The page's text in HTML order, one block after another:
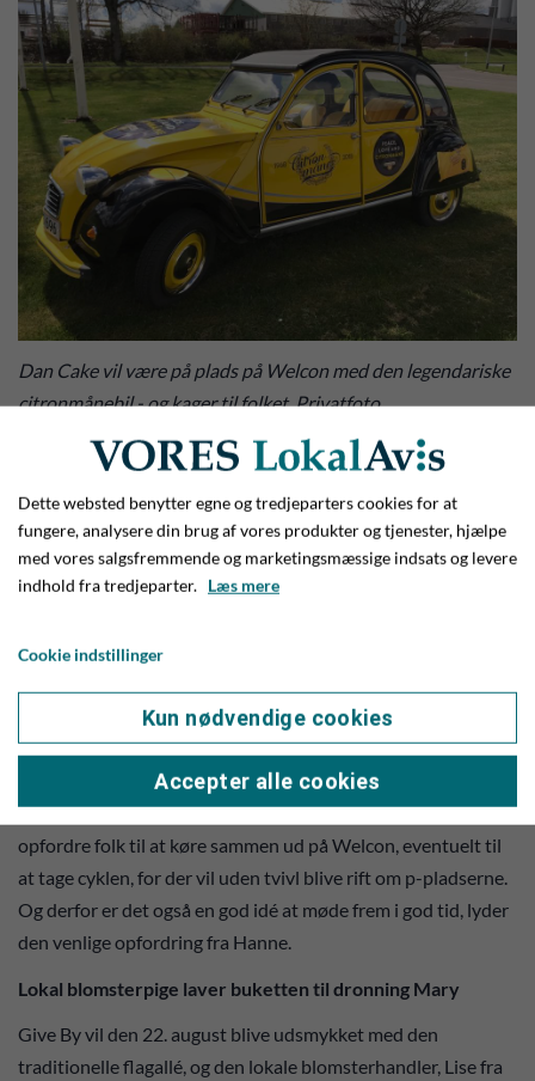
Dan Cake vil være på plads på Welcon med den legendariske
citronmånebil - og kager til folket. Privatfoto
En fantastisk mulighed for at skabe en folkefest
Hun pointerer, at denne folkefest er en fantastisk lejlighed til
at sætte en tyk streg under, at Give er en superaktiv by, og at
mange butikker og andre gode folk sender et flot signal om
god opbakning til sådan en god event.
ældre. Vi lægger op til at lokale plejehjem kommer forbi, at
skoler og børnehaver er med på med at fejre det kongelige
besøg og meget gerne dukker op og er en del af festen.
- Vi er meget bevidste om, at sådan en kongelig begivenhed
kan tiltrække sig rigtig meget opmærksomhed, så vi vil gerne
opfordre folk til at køre sammen ud på Welcon, eventuelt til
at tage cyklen, for der vil uden tvivl blive rift om p-pladserne.
Og derfor er det også en god idé at møde frem i god tid, lyder
den venlige opfordring fra Hanne.
Lokal blomsterpige laver buketten til dronning Mary
Give By vil den 22. august blive udsmykket med den
traditionelle flagallé, og den lokale blomsterhandler, Lise fra
Dette websted benytter egne og tredjeparters cookies for at
fungere, analysere din brug af vores produkter og tjenester, hjælpe
med vores salgsfremmende og marketingsmæssige indsats og levere
indhold fra tredjeparter. Læs mere
Cookie indstillinger
Kun nødvendige cookies
Accepter alle cookies